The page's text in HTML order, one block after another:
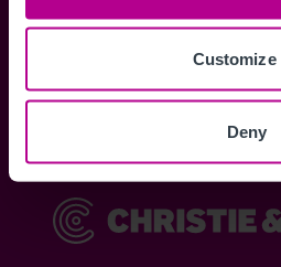
Customize
Deny
Sie haben bereits ein Konto?